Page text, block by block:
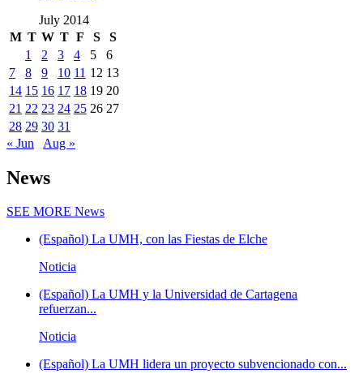
July 2014
M T W T F S
S
1
2 3 4 5
6
7
8 9 10 11 12 13
14 15 16 17 18 19 20
21 22 23 24 25 26 27
28 29 30 31
« Jun
Aug »
News
SEE MORE News
(Español) La UMH, con las Fiestas de Elche
Noticia
(Español) La UMH y la Universidad de Cartagena
refuerzan...
Noticia
(Español) La UMH lidera un proyecto subvencionado con...